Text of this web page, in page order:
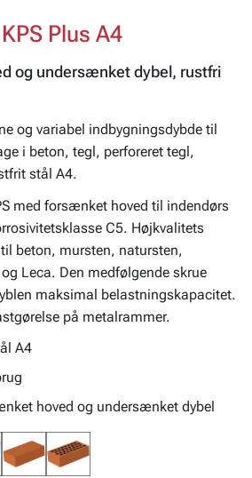
Plus A4
og undersænket dybel, rustfri
og variabel indbygningsdybde til
i beton, tegl, perforeret tegl,
stål A4.
med forsænket hoved til indendørs
C5. Højkvalitets
beton, mursten, natursten,
Leca. Den medfølgende skrue
maksimal belastningskapacitet.
på metalrammer.
A4
hoved og undersænket dybel